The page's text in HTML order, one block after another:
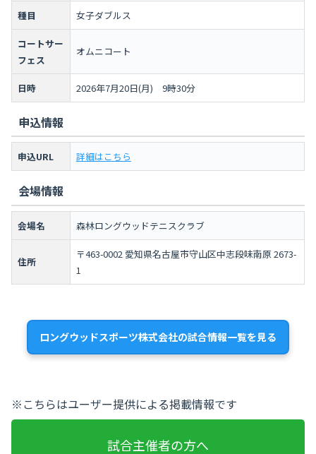
種目 女子ダブルス
コートサー
フェス
オムニコート
日時 2026年7月20日(月) 9時30分
申込情報
申込URL 詳細はこちら
会場情報
会場名 森林ロングウッドテニスクラブ
住所
〒463-0002 愛知県名古屋市守山区中志段味南原 2673-
1
ロングウッドスポーツ株式会社の試合情報一覧を見る
※こちらはユーザー提供による掲載情報です
試合主催者の方へ